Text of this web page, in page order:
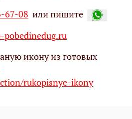
67-08 или пишите
pobedinedug.ru
икону из готовых
rukopisnye-ikony